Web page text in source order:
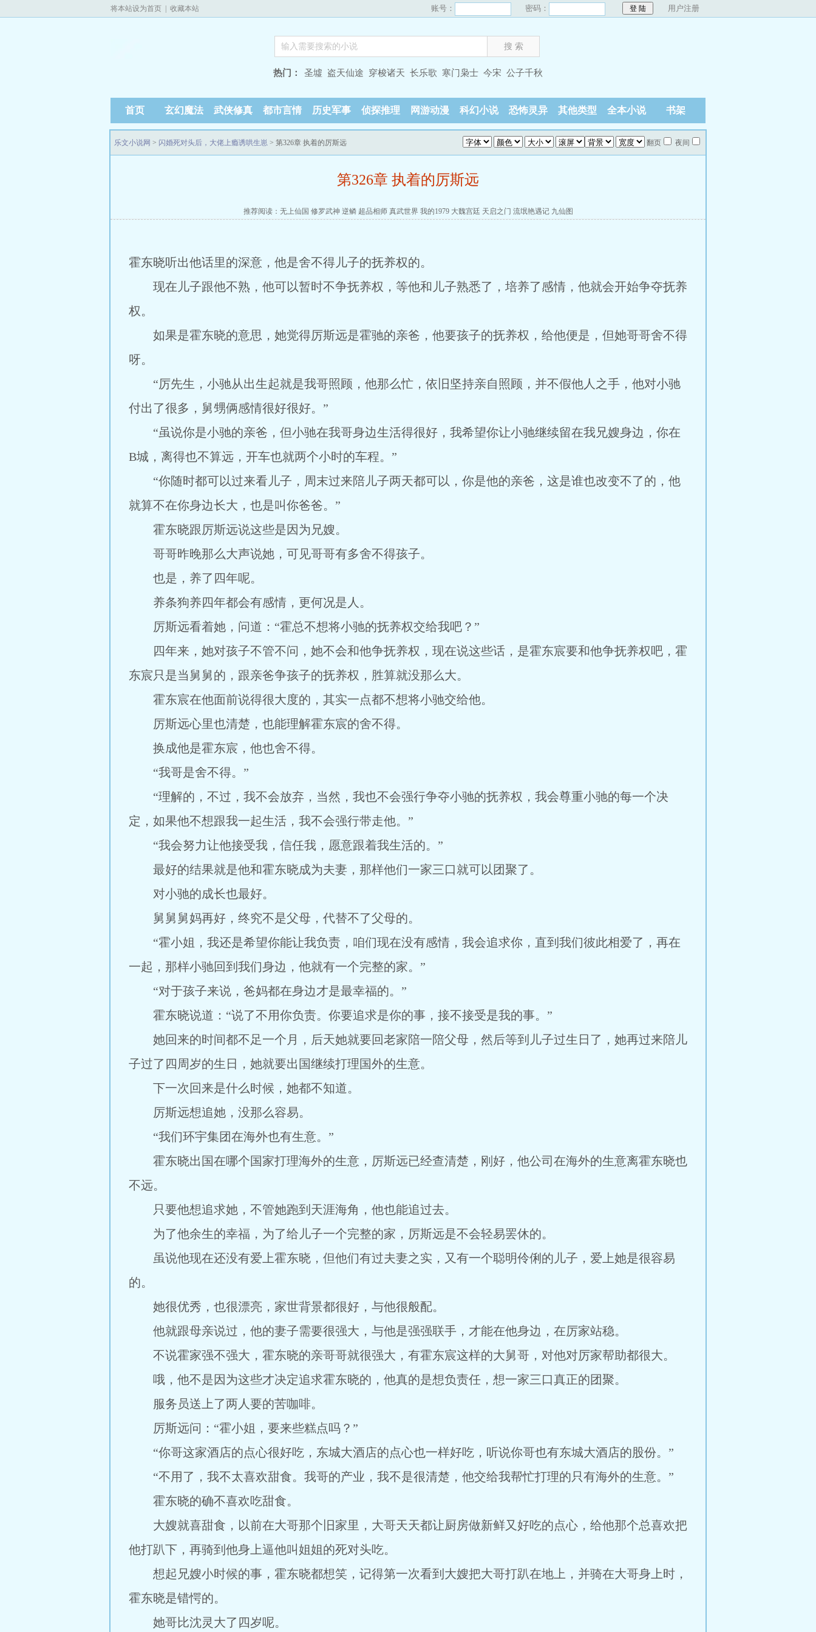
将本站设为首页 收藏本站 账号： 密码： 用户注册
热门： 圣墟 盗天仙途 穿梭诸天 长乐歌 寒门枭士 今宋 公子千秋
首页 玄幻魔法 武侠修真 都市言情 历史军事 侦探推理 网游动漫 科幻小说 恐怖灵异 其他类型 全本小说 书架
乐文小说网 > 闪婚死对头后，大佬上瘾诱哄生崽 > 第326章 执着的厉斯远 翻页 夜间
第326章 执着的厉斯远
推荐阅读： 无上仙国 修罗武神 逆鳞 超品相师 真武世界 我的1979 大魏宫廷 天启之门 流氓艳遇记 九仙图
霍东晓听出他话里的深意，他是舍不得儿子的抚养权的。
现在儿子跟他不熟，他可以暂时不争抚养权，等他和儿子熟悉了，培养了感情，他就会开始争夺抚养
权。
如果是霍东晓的意思，她觉得厉斯远是霍驰的亲爸，他要孩子的抚养权，给他便是，但她哥哥舍不得
呀。
“厉先生，小驰从出生起就是我哥照顾，他那么忙，依旧坚持亲自照顾，并不假他人之手，他对小驰
付出了很多，舅甥俩感情很好很好。”
“虽说你是小驰的亲爸，但小驰在我哥身边生活得很好，我希望你让小驰继续留在我兄嫂身边，你在
B城，离得也不算远，开车也就两个小时的车程。”
“你随时都可以过来看儿子，周末过来陪儿子两天都可以，你是他的亲爸，这是谁也改变不了的，他
就算不在你身边长大，也是叫你爸爸。”
霍东晓跟厉斯远说这些是因为兄嫂。
哥哥昨晚那么大声说她，可见哥哥有多舍不得孩子。
也是，养了四年呢。
养条狗养四年都会有感情，更何况是人。
厉斯远看着她，问道：“霍总不想将小驰的抚养权交给我吧？”
四年来，她对孩子不管不问，她不会和他争抚养权，现在说这些话，是霍东宸要和他争抚养权吧，霍
东宸只是当舅舅的，跟亲爸争孩子的抚养权，胜算就没那么大。
霍东宸在他面前说得很大度的，其实一点都不想将小驰交给他。
厉斯远心里也清楚，也能理解霍东宸的舍不得。
换成他是霍东宸，他也舍不得。
“我哥是舍不得。”
“理解的，不过，我不会放弃，当然，我也不会强行争夺小驰的抚养权，我会尊重小驰的每一个决
定，如果他不想跟我一起生活，我不会强行带走他。”
“我会努力让他接受我，信任我，愿意跟着我生活的。”
最好的结果就是他和霍东晓成为夫妻，那样他们一家三口就可以团聚了。
对小驰的成长也最好。
舅舅舅妈再好，终究不是父母，代替不了父母的。
“霍小姐，我还是希望你能让我负责，咱们现在没有感情，我会追求你，直到我们彼此相爱了，再在
一起，那样小驰回到我们身边，他就有一个完整的家。”
“对于孩子来说，爸妈都在身边才是最幸福的。”
霍东晓说道：“说了不用你负责。你要追求是你的事，接不接受是我的事。”
她回来的时间都不足一个月，后天她就要回老家陪一陪父母，然后等到儿子过生日了，她再过来陪儿
子过了四周岁的生日，她就要出国继续打理国外的生意。
下一次回来是什么时候，她都不知道。
厉斯远想追她，没那么容易。
“我们环宇集团在海外也有生意。”
霍东晓出国在哪个国家打理海外的生意，厉斯远已经查清楚，刚好，他公司在海外的生意离霍东晓也
不远。
只要他想追求她，不管她跑到天涯海角，他也能追过去。
为了他余生的幸福，为了给儿子一个完整的家，厉斯远是不会轻易罢休的。
虽说他现在还没有爱上霍东晓，但他们有过夫妻之实，又有一个聪明伶俐的儿子，爱上她是很容易
的。
她很优秀，也很漂亮，家世背景都很好，与他很般配。
他就跟母亲说过，他的妻子需要很强大，与他是强强联手，才能在他身边，在厉家站稳。
不说霍家强不强大，霍东晓的亲哥哥就很强大，有霍东宸这样的大舅哥，对他对厉家帮助都很大。
哦，他不是因为这些才决定追求霍东晓的，他真的是想负责任，想一家三口真正的团聚。
服务员送上了两人要的苦咖啡。
厉斯远问：“霍小姐，要来些糕点吗？”
“你哥这家酒店的点心很好吃，东城大酒店的点心也一样好吃，听说你哥也有东城大酒店的股份。”
“不用了，我不太喜欢甜食。我哥的产业，我不是很清楚，他交给我帮忙打理的只有海外的生意。”
霍东晓的确不喜欢吃甜食。
大嫂就喜甜食，以前在大哥那个旧家里，大哥天天都让厨房做新鲜又好吃的点心，给他那个总喜欢把
他打趴下，再骑到他身上逼他叫姐姐的死对头吃。
想起兄嫂小时候的事，霍东晓都想笑，记得第一次看到大嫂把大哥打趴在地上，并骑在大哥身上时，
霍东晓是错愕的。
她哥比沈灵大了四岁呢。